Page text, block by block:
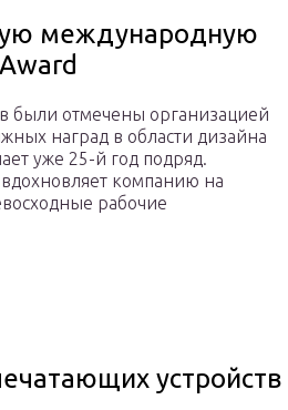
международную
были отмечены организацией
наград в области дизайна
уже 25-й год подряд.
компанию на
рабочие
устройств